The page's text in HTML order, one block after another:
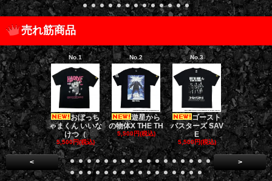
売れ筋商品
No.1
おぼっち
ゃまくん いいな
けつ（
5,500円(税込)
No.2
遊星から
の物体X THE TH
5,500円(税込)
No.3
ゴースト
バスターズ SAV
E
5,500円(税込)
No.4
ゴー
バスターズ
ージャ
5,500円(税
< >